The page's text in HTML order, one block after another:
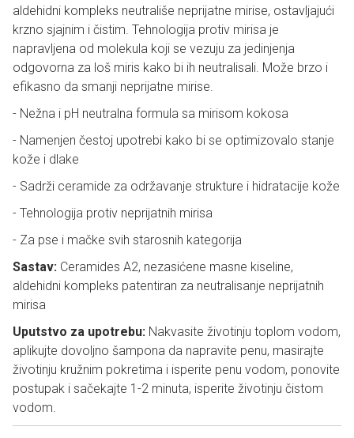
aldehidni kompleks neutrališe neprijatne mirise, ostavljajući
krzno sjajnim i čistim. Tehnologija protiv mirisa je
napravljena od molekula koji se vezuju za jedinjenja
odgovorna za loš miris kako bi ih neutralisali. Može brzo i
efikasno da smanji neprijatne mirise.
- Nežna i pH neutralna formula sa mirisom kokosa
- Namenjen čestoj upotrebi kako bi se optimizovalo stanje
kože i dlake
- Sadrži ceramide za održavanje strukture i hidratacije kože
- Tehnologija protiv neprijatnih mirisa
- Za pse i mačke svih starosnih kategorija
Sastav: Ceramides A2, nezasićene masne kiseline,
aldehidni kompleks patentiran za neutralisanje neprijatnih
mirisa
Uputstvo za upotrebu: Nakvasite životinju toplom vodom,
aplikujte dovoljno šampona da napravite penu, masirajte
životinju kružnim pokretima i isperite penu vodom, ponovite
postupak i sačekajte 1-2 minuta, isperite životinju čistom
vodom.